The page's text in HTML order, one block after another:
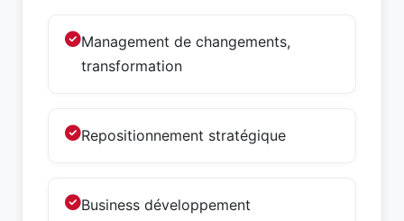
Management de changements,
transformation
Repositionnement stratégique
Business développement